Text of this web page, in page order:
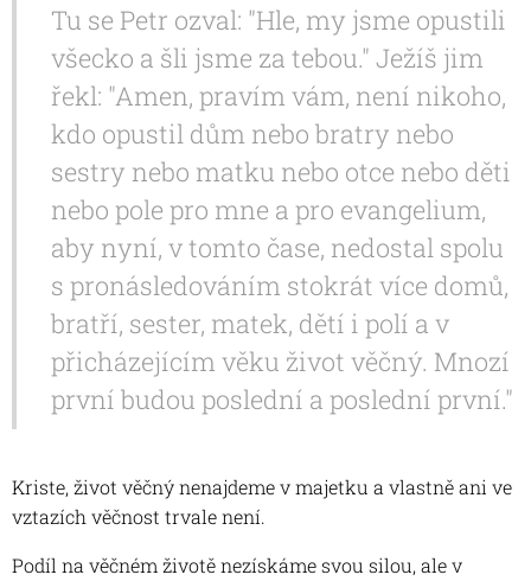
Tu se Petr ozval: "Hle, my jsme opustili
všecko a šli jsme za tebou." Ježíš jim
řekl: "Amen, pravím vám, není nikoho,
kdo opustil dům nebo bratry nebo
sestry nebo matku nebo otce nebo děti
nebo pole pro mne a pro evangelium,
aby nyní, v tomto čase, nedostal spolu
s pronásledováním stokrát více domů,
bratří, sester, matek, dětí i polí a v
přicházejícím věku život věčný. Mnozí
první budou poslední a poslední první."
Kriste, život věčný nenajdeme v majetku a vlastně ani ve
vztazích věčnost trvale není.
Podíl na věčném životě nezískáme svou silou, ale v